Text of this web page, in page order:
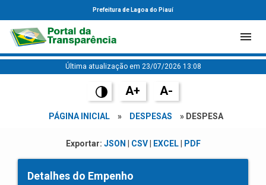
Prefeitura de Lagoa do Piauí
Última atualização em 23/07/2026 13:08
A+ A-
PÁGINA INICIAL » DESPESAS » DESPESA
Exportar: JSON CSV| EXCEL| PDF
Detalhes do Empenho